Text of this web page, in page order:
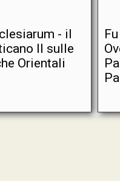
- il
II sulle
Orientali